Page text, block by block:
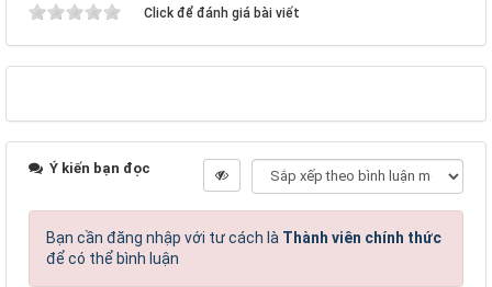
Click để đánh giá bài viết
Ý kiến bạn đọc
Bạn cần đăng nhập với tư cách là Thành viên chính thức
để có thể bình luận